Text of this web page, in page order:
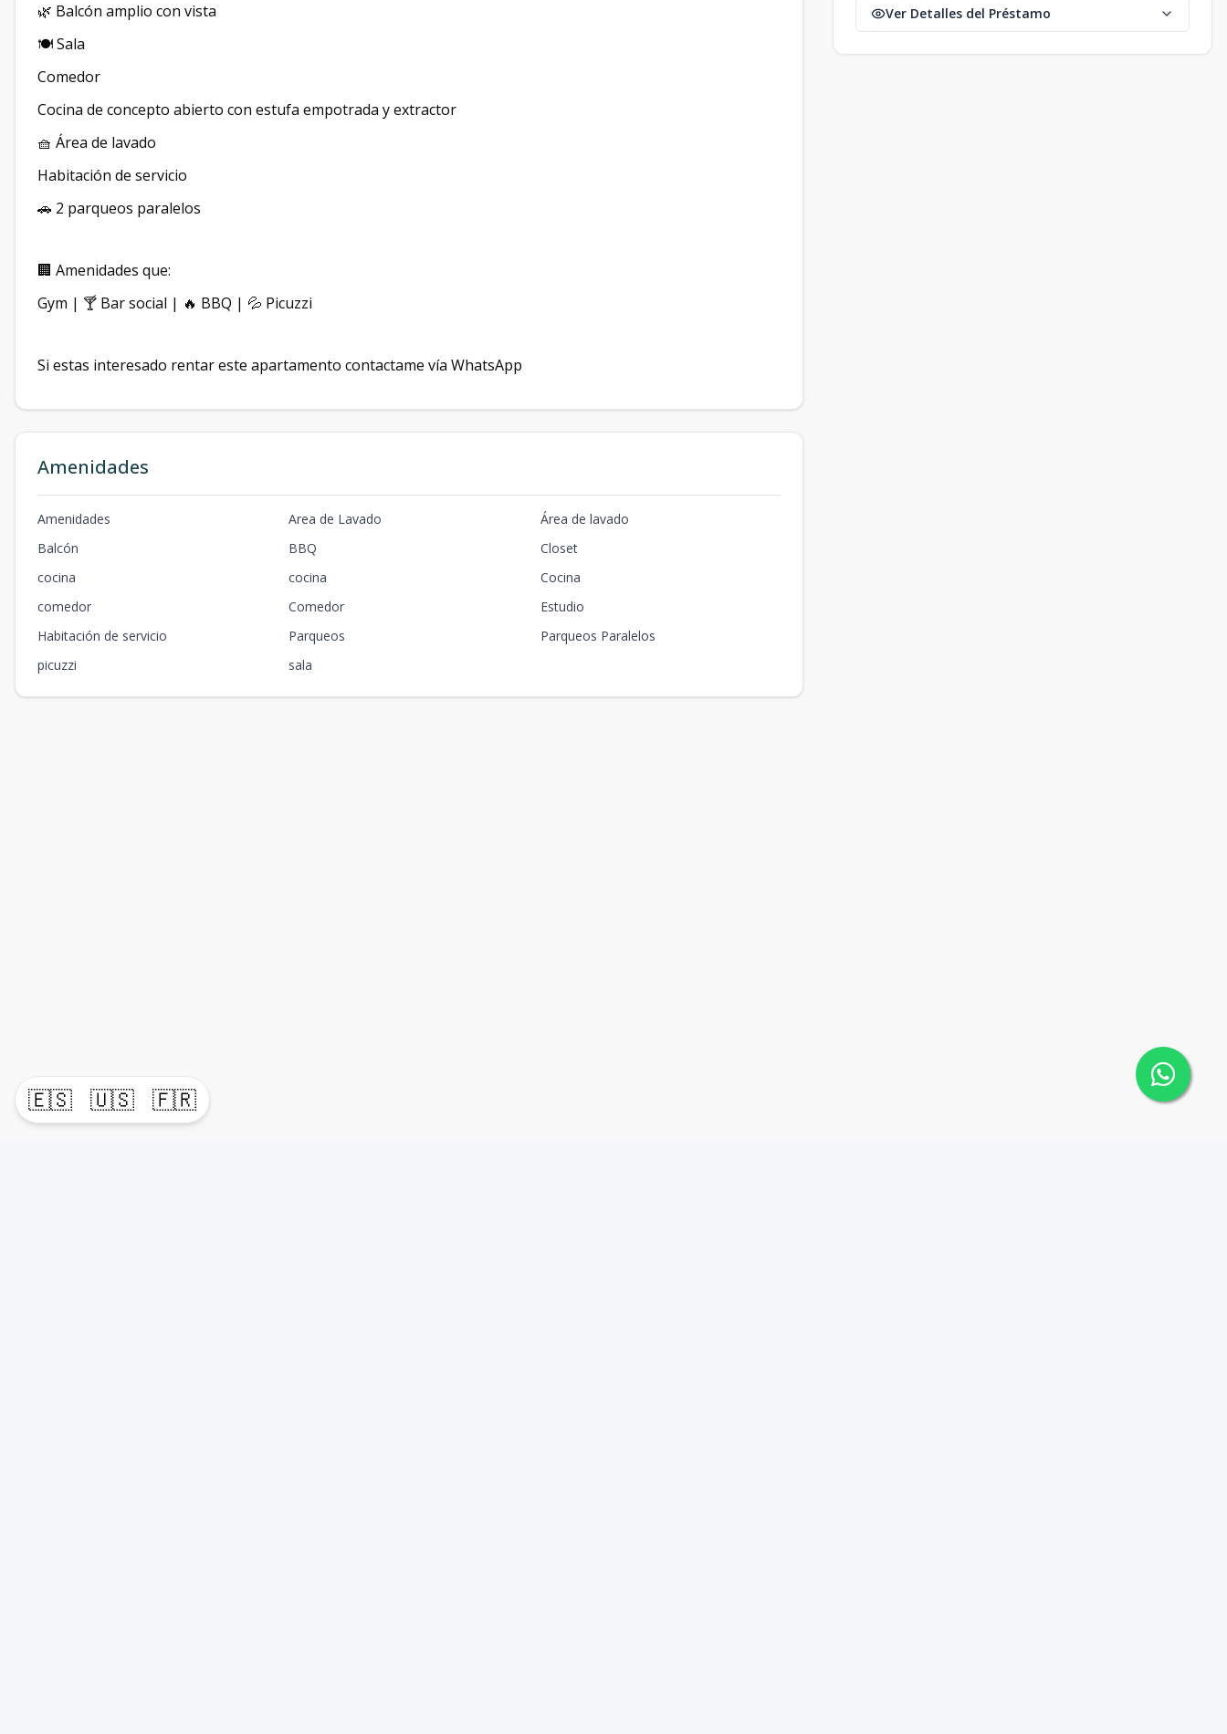
🇪🇸 🇺🇸 🇫🇷
🌿 Balcón amplio con vista
🍽 Sala
Comedor
Cocina de concepto abierto con estufa empotrada y extractor
🧺 Área de lavado
Habitación de servicio
🚗 2 parqueos paralelos
🏢 Amenidades que:
Gym | 🍸 Bar social | 🔥 BBQ | 💦 Picuzzi
Si estas interesado rentar este apartamento contactame vía WhatsApp
Amenidades
Amenidades Area de Lavado
Área de lavado
Balcón
BBQ
Closet
cocina
cocina
Cocina
comedor
Comedor
Estudio
Habitación de servicio
Parqueos
Parqueos Paralelos
picuzzi
sala
Ver Detalles del Préstamo